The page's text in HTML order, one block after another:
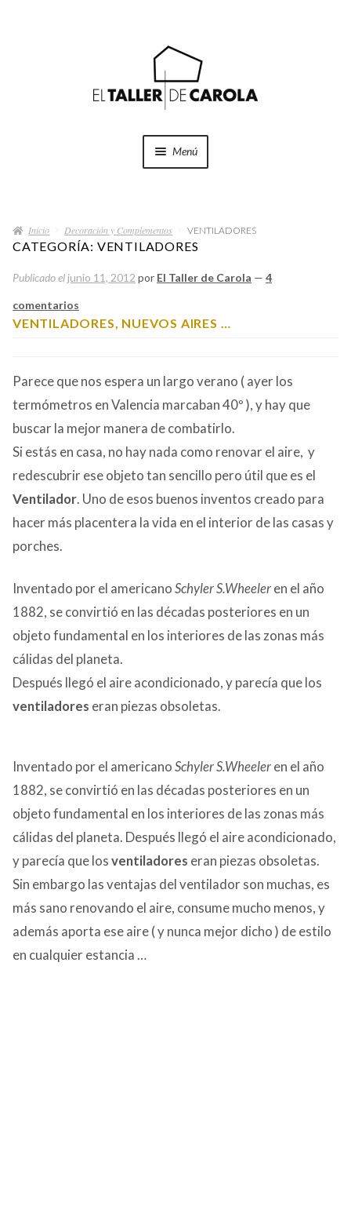
Menú
PROYECTOS
QUÉ HACEMOS
QUIÉNES SOMOS
Inicio Decoración y Complementos VENTILADORES
CATEGORÍA: VENTILADORES
Publicado el junio 11, 2012 por El Taller de Carola — 4
comentarios
VENTILADORES, NUEVOS AIRES …
Parece que nos espera un largo verano ( ayer los
termómetros en Valencia marcaban 40º ), y hay que
buscar la mejor manera de combatirlo.
Si estás en casa, no hay nada como renovar el aire, y
redescubrir ese objeto tan sencillo pero útil que es el
Ventilador. Uno de esos buenos inventos creado para
hacer más placentera la vida en el interior de las casas y
porches.
Inventado por el americanoSchylerS.Wheeleren el año
1882, se convirtió en las décadas posteriores en un
objeto fundamental en los interiores de las zonas más
cálidas del planeta.
Después llegó el aire acondicionado, y parecía que los
ventiladores eran piezas obsoletas.
Inventado por el americanoSchylerS.Wheeleren el año
1882, se convirtió en las décadas posteriores en un
objeto fundamental en los interiores de las zonas más
cálidas del planeta. Después llegó el aire acondicionado,
y parecía que losventiladores eran piezas obsoletas.
Sin embargo las ventajas del ventilador son muchas, es
más sano renovando el aire, consume mucho menos, y
además aporta ese aire ( y nunca mejor dicho ) de estilo
en cualquier estancia …